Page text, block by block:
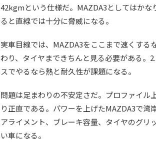
42kgmという仕様だ。MAZDA3としてはか
ると直線では十分に脅威になる。
実車目線では、MAZDA3をここまで速くする
わり、タイヤまできちんと見る必要がある。
スでやるなら熱と耐久性が課題になる。
問題は足まわりの不安定さだ。プロファイル
り正直である。パワーを上げたMAZDA3で湾
アライメント、ブレーキ容量、タイヤのグ
い車になる。